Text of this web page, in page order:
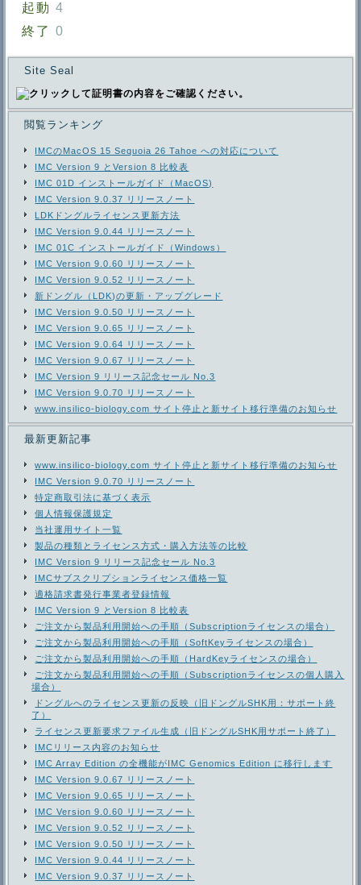
起動 4
終了
0
Site Seal
閲覧ランキング
IMCのMacOS 15 Sequoia 26 Tahoe への対応について
IMC Version 9 とVersion 8 比較表
IMC 01D インストールガイド（MacOS)
IMC Version 9.0.37 リリースノート
LDKドングルライセンス更新方法
IMC Version 9.0.44 リリースノート
IMC 01C インストールガイド（Windows）
IMC Version 9.0.60 リリースノート
IMC Version 9.0.52 リリースノート
新ドングル（LDK)の更新・アップグレード
IMC Version 9.0.50 リリースノート
IMC Version 9.0.65 リリースノート
IMC Version 9.0.64 リリースノート
IMC Version 9.0.67 リリースノート
IMC Version 9 リリース記念セール No.3
IMC Version 9.0.70 リリースノート
www.insilico-biology.com サイト停止と新サイト移行準備のお知らせ
最新更新記事
www.insilico-biology.com サイト停止と新サイト移行準備のお知らせ
IMC Version 9.0.70 リリースノート
特定商取引法に基づく表示
個人情報保護規定
当社運用サイト一覧
製品の種類とライセンス方式・購入方法等の比較
IMC Version 9 リリース記念セール No.3
IMCサブスクリプションライセンス価格一覧
適格請求書発行事業者登録情報
IMC Version 9 とVersion 8 比較表
ご注文から製品利用開始への手順（Subscriptionライセンスの場合）
ご注文から製品利用開始への手順（SoftKeyライセンスの場合）
ご注文から製品利用開始への手順（HardKeyライセンスの場合）
ご注文から製品利用開始への手順（Subscriptionライセンスの個人購入
場合）
ドングルへのライセンス更新の反映（旧ドングルSHK用：サポート終
了）
ライセンス更新要求ファイル生成（旧ドングルSHK用サポート終了）
IMCリリース内容のお知らせ
IMC Array Edition の全機能がIMC Genomics Edition に移行します
IMC Version 9.0.67 リリースノート
IMC Version 9.0.65 リリースノート
IMC Version 9.0.60 リリースノート
IMC Version 9.0.52 リリースノート
IMC Version 9.0.50 リリースノート
IMC Version 9.0.44 リリースノート
IMC Version 9.0.37 リリースノート